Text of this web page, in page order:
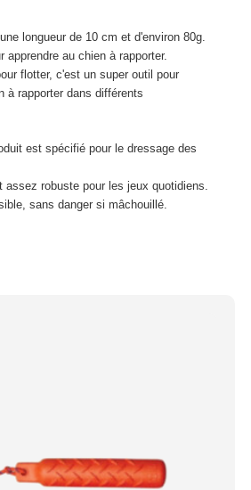
longueur de 10 cm et d'environ 80g.
apprendre au chien à rapporter.
flotter, c'est un super outil pour
à rapporter dans différents
est spécifié pour le dressage des
assez robuste pour les jeux quotidiens.
sans danger si mâchouillé.